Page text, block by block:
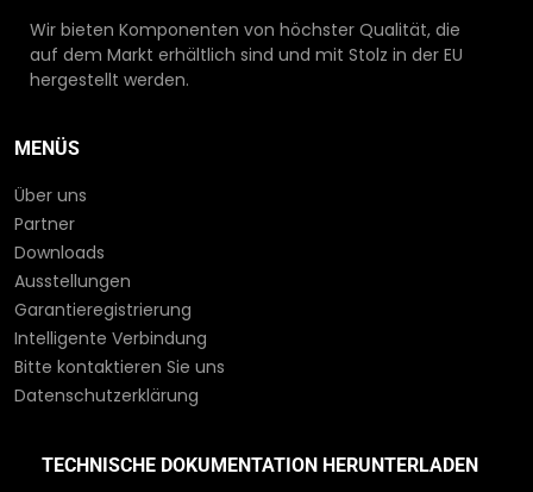
Wir bieten Komponenten von höchster Qualität, die
auf dem Markt erhältlich sind und mit Stolz in der EU
hergestellt werden.
MENÜS
Über uns
Partner
Downloads
Ausstellungen
Garantieregistrierung
Intelligente Verbindung
Bitte kontaktieren Sie uns
Datenschutzerklärung
TECHNISCHE DOKUMENTATION HERUNTERLADEN